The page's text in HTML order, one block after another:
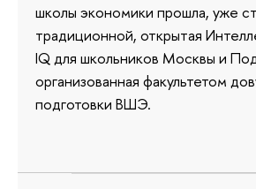
школы экономики прошла, уже
традиционной, открытая
IQ для школьников Москвы и
организованная факультетом
подготовки ВШЭ.